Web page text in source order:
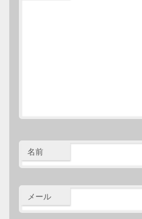
名前
メール